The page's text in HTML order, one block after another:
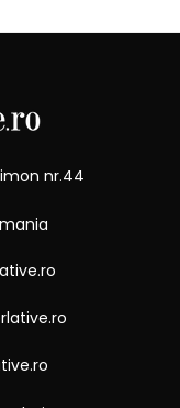
nr.44